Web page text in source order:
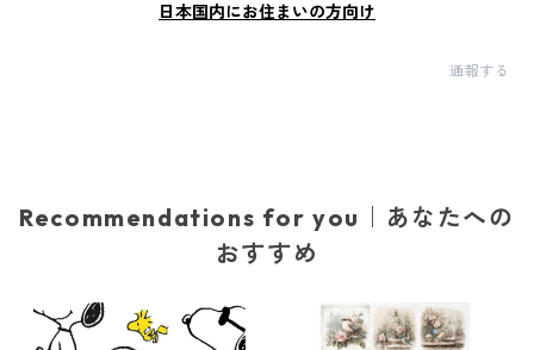
日本国内にお住まいの方向け
通報する
Recommendations for you｜あなたへの
おすすめ